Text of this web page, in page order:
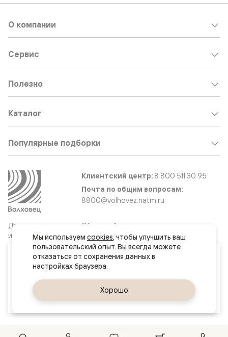
Ваш город
Москва и МО
Двери
и интерьерные
решения
О компании
Сервис
Полезно
Каталог
Популярные подборки
Клиентский центр: 8 800 511 30 95
Почта по общим вопросам:
8800@volhovez.natm.ru
Обратный звонок
Сайт не является публичной офертой
Правовая информация
Мы используем cookies, чтобы улучшить ваш
пользовательский опыт. Вы всегда можете
отказаться от сохранения данных в
Хорошо